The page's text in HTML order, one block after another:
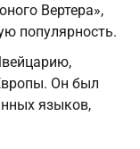
Вертера»,
популярность.
Он был
языков,